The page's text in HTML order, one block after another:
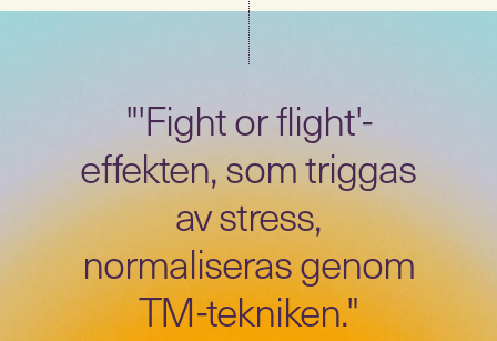
"'Fight or flight'-
effekten, som triggas
av stress,
normaliseras genom
TM-tekniken."